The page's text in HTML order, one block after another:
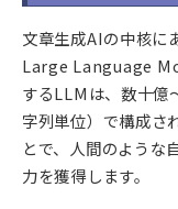
文章生成AIの中核に
Large Language
するLLMは、数十億
字列単位）で構成さ
とで、人間のような
力を獲得します。